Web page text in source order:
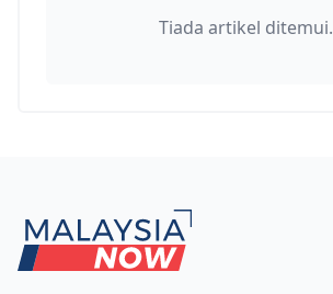
Tiada artikel ditemui.